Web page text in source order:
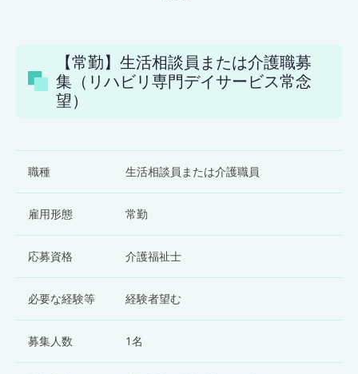
【常勤】生活相談員または介護職募
集（リハビリ専門デイサービス常念
望）
職種 生活相談員または介護職員
雇用形態 常勤
応募資格 介護福祉士
必要な経験等 経験者望む
募集人数 1名